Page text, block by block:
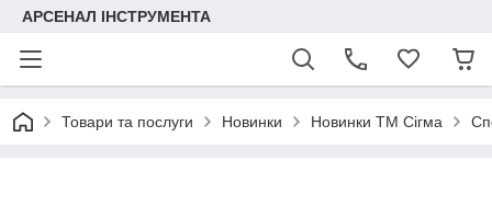
АРСЕНАЛ ІНСТРУМЕНТА
Товари та послуги Новинки Новинки ТМ Сігма